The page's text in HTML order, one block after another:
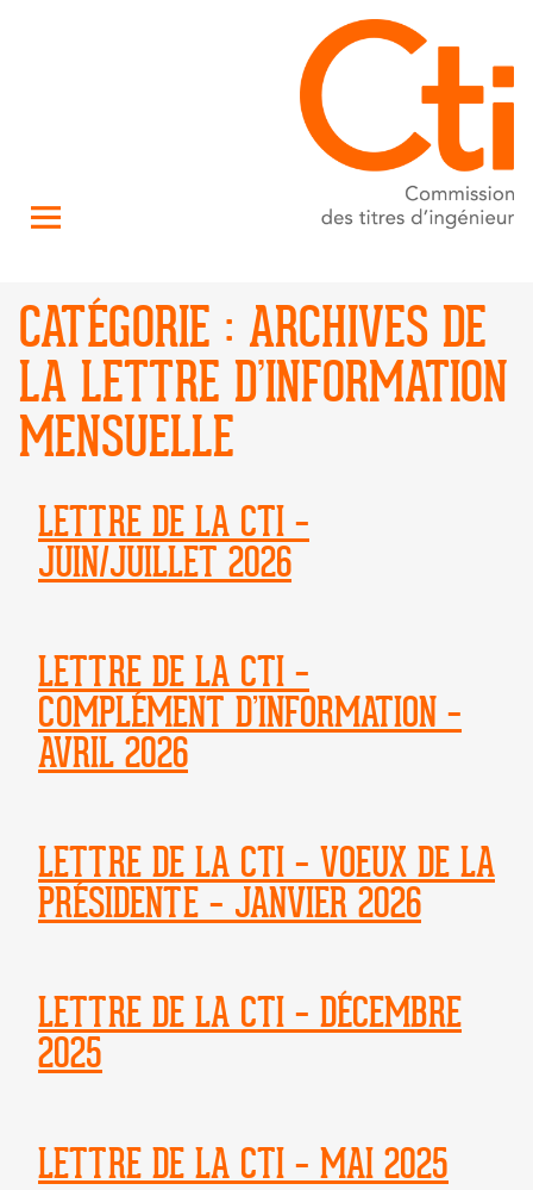
CATÉGORIE : ARCHIVES DE
LA LETTRE D’INFORMATION
MENSUELLE
LETTRE DE LA CTI –
JUIN/JUILLET 2026
LETTRE DE LA CTI –
COMPLÉMENT D’INFORMATION –
AVRIL 2026
LETTRE DE LA CTI – VOEUX DE LA
PRÉSIDENTE – JANVIER 2026
LETTRE DE LA CTI – DÉCEMBRE
2025
LETTRE DE LA CTI – MAI 2025